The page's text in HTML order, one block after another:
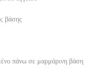
βάσης
πάνω σε μαρμάρινη βάση